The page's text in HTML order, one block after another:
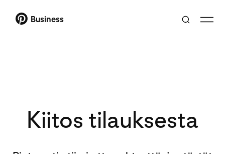
Business
Kiitos tilauksesta